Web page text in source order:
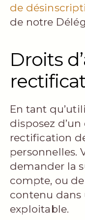
de
de notre
Droits
En tant
disposez
rectification
personnelles.
demander la
compte, ou
contenu
exploitable.